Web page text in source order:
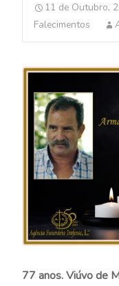
11 de Outubro,
Falecimentos
77 anos. Viúvo de